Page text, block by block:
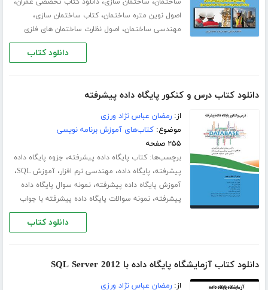
ساختمان ساختمان سازی دانلود کتاب تخصصی عمران
اصول نوین متره ساختمان،کتاب ساختمان سازی،
مهندسی ساختمان، اصول نظارت ساختمان های فلزی
دانلود کتاب
دانلود کتاب درس و کنکور پایگاه داده پیشرفته
از:رمضان عباس نژاد ورزی
موضوع:کتاب‌های آموزش برنامه نویسی
۲۵۵ صفحه
برچسب‌ها:کتاب پایگاه داده پیشرفته، جزوه پایگاه داده
پیشرفته، پایگاه داده، مهندسی نرم افزار،آموزش SQL ،
آموزش پایگاه داده پیشرفته،نمونه سوال پایگاه داده
پیشرفته،نمونه سوالات پایگاه داده پیشرفته با جواب
دانلود کتاب
دانلود کتاب آزمایشگاه پایگاه داده با SQL Server 2012
از:رمضان عباس نژاد ورزی